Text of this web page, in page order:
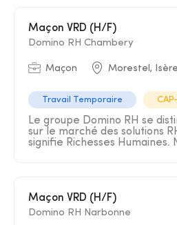
Maçon VRD (H/F)
Domino RH Chambery
Maçon Morestel, Isère
Travail Temporaire
Le groupe Domino RH se
sur le marché des solutions
signifie Richesses Humaines.
Maçon VRD (H/F)
Domino RH Narbonne